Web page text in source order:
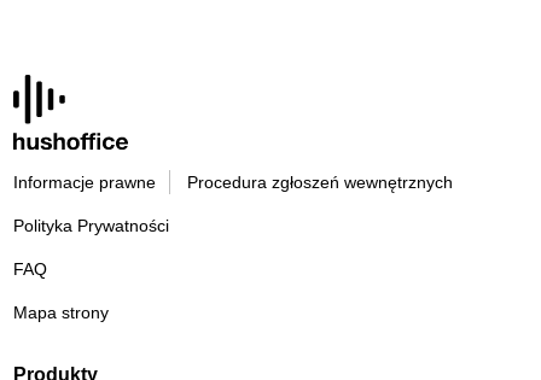
Informacje prawne Procedura zgłoszeń wewnętrznych
Polityka Prywatności
FAQ
Mapa strony
Produkty